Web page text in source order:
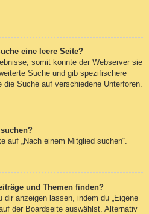
eine leere Seite?
somit konnte der Webserver sie
Suche und gib spezifischere
Suche auf verschiedene Unterforen.
auf „Nach einem Mitglied suchen“.
und Themen finden?
dir anzeigen lassen, indem du „Eigene
der Boardseite auswählst. Alternativ